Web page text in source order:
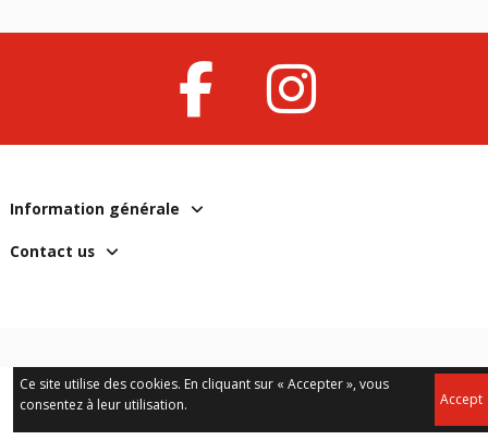
Information générale
Contact us
Ce site utilise des cookies. En cliquant sur « Accepter », vous
consentez à leur utilisation.
Accept